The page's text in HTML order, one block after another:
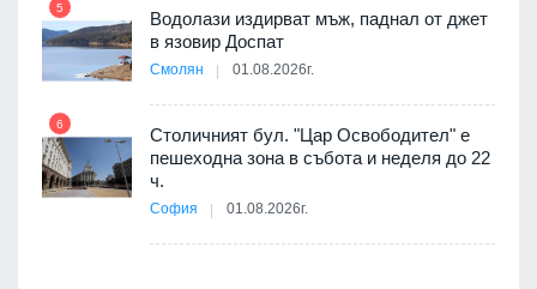
5
Водолази издирват мъж, паднал от джет
в язовир Доспат
Смолян 01.08.2026г.
6
Столичният бул. "Цар Освободител" е
пешеходна зона в събота и неделя до 22
ч.
София 01.08.2026г.